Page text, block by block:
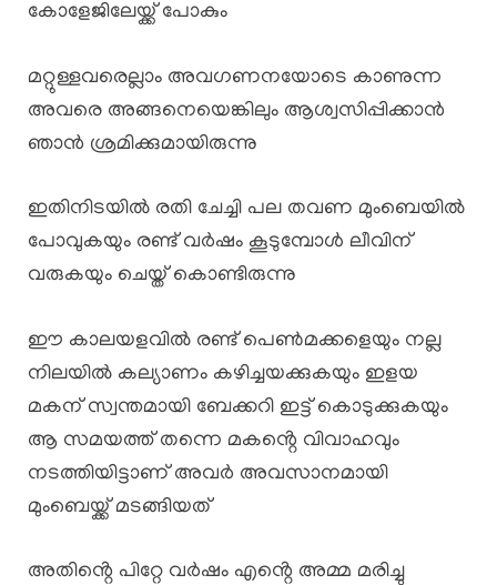
കോളേജിലേയ്ക്ക് പോകും
മറ്റുള്ളവരെല്ലാം അവഗണനയോടെ കാണുന്ന
അവരെ അങ്ങനെയെങ്കിലും ആശ്വസിപ്പിക്കാൻ
ഞാൻ ശ്രമിക്കുമായിരുന്നു
ഇതിനിടയിൽ രതി ചേച്ചി പല തവണ മുംബെയിൽ
പോവുകയും രണ്ട് വർഷം കൂടുമ്പോൾ ലീവിന്
വരുകയും ചെയ്ത് കൊണ്ടിരുന്നു
ഈ കാലയളവിൽ രണ്ട് പെൺമക്കളെയും നല്ല
നിലയിൽ കല്യാണം കഴിച്ചയക്കുകയും ഇളയ
മകന് സ്വന്തമായി ബേക്കറി ഇട്ട് കൊടുക്കുകയും
ആ സമയത്ത് തന്നെ മകൻ്റെ വിവാഹവും
നടത്തിയിട്ടാണ് അവർ അവസാനമായി
മുംബെയ്ക്ക് മടങ്ങിയത്
അതിൻ്റെ പിറ്റേ വർഷം എൻ്റെ അമ്മ മരിച്ചു